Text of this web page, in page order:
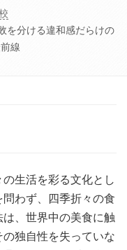
を分ける違和感だらけの
線
生活を彩る文化とし
わず、四季折々の食
、世界中の美食に触
独自性を失っていな